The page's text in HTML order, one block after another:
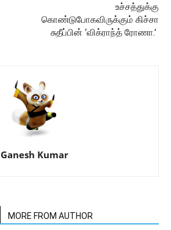
உச்சத்துக்கு
கொண்டுபோகவிருக்கும் கிச்சா
சுதீப்பின் ‘விக்ராந்த் ரோணா.’
Ganesh Kumar
MORE FROM AUTHOR